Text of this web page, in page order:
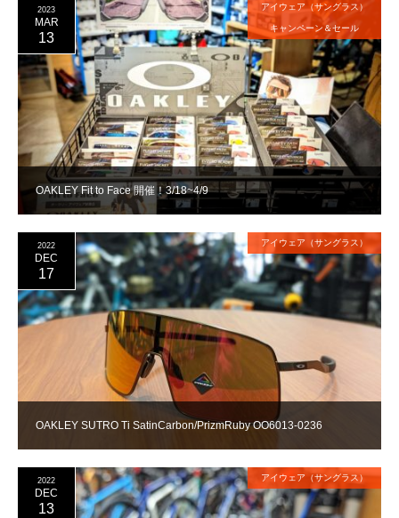
OAKLEY Fit to Face 開催！3/18~4/9
2023
MAR
13
アイウェア（サングラス）
キャンペーン＆セール
OAKLEY SUTRO Ti SatinCarbon/PrizmRuby OO6013-0236
2022
DEC
17
アイウェア（サングラス）
2022
DEC
13
アイウェア（サングラス）